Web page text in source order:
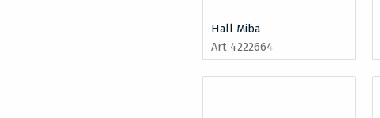
Hall Miba
Art 4222664